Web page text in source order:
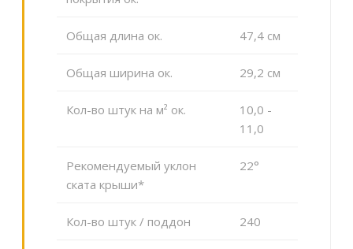
Общая длина ок. 47,4 cм
Общая ширина ок. 29,2 cм
Кол-во штук на м² ок.
10,0 -
11,0
Рекомендуемый уклон
ската крыши*
22°
Кол-во штук / поддон 240